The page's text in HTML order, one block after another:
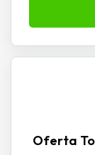
Oferta